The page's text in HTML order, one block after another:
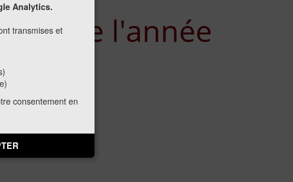
Analytics.
transmises et
consentement en
de l'année